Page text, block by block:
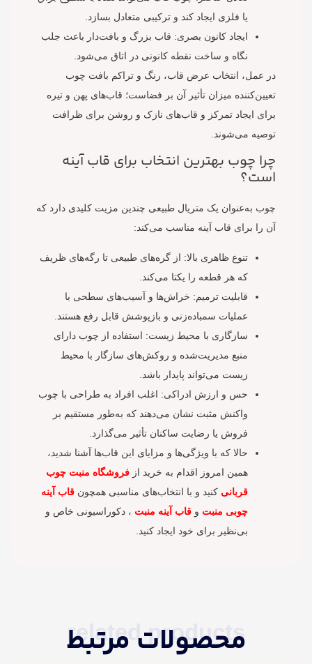
یا فلزی ایجاد کند و ترکیبی متعادل بسازد.
ایجاد کانون بصری: قاب بزرگ و بافت‌دار باعث جلب
نگاه و ساخت نقطه کانونی در اتاق می‌شود.
در عمل، انتخاب عرض قاب، رنگ و تراکم بافت چوب
تعیین‌کننده میزان تأثیر آن بر فضاست؛ قاب‌های پهن و تیره
برای ایجاد تمرکز و قاب‌های نازک و روشن برای ظرافت
توصیه می‌شوند.
چرا چوب بهترین انتخاب برای قاب آینه
است؟
چوب به‌عنوان یک متریال طبیعی چندین مزیت کلیدی دارد که
آن را برای قاب آینه مناسب می‌کند:
تنوع ظاهری بالا: از گره‌های طبیعی تا رگه‌های ظریف
که هر قطعه را یکتا می‌کند.
قابلیت ترمیم: خراش‌ها و آسیب‌های سطحی با
عملیات سمباده‌زنی و بازپوشش قابل رفع هستند.
سازگاری با محیط زیست: استفاده از چوب دارای
منبع مدیریت‌شده و روکش‌های سازگار با محیط
زیست می‌تواند پایدار باشد.
حس و ارزش ادراکی: اغلب افراد به طراحی با چوب
واکنش مثبت نشان می‌دهند که به‌طور مستقیم بر
فروش یا رضایت ساکنان تأثیر می‌گذارد.
حالا که با ویژگی‌ها و مزایای این قاب‌ها آشنا شدید،
همین امروز اقدام به خرید از فروشگاه منبت چوب
قربانی کنید و با انتخاب‌های مناسبی همچون قاب آینه
چوبی منبت و قاب آینه منبت ، دکوراسیونی خاص و
بی‌نظیر برای خود ایجاد کنید.
related products
محصولات مرتبط